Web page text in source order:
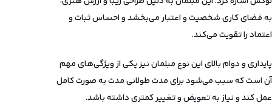
به فضای کاری شخصیت و اعتبار می‌بخشد و احساس ثبات و
اعتماد را تقویت می‌کند.
پایداری و دوام بالای این نوع مبلمان نیز یکی از ویژگی‌های مهم
آن است که سبب می‌شود برای مدت طولانی مدت به صورت کامل
عمل کند و نیاز به تعویض و تغییر کمتری داشته باشد.